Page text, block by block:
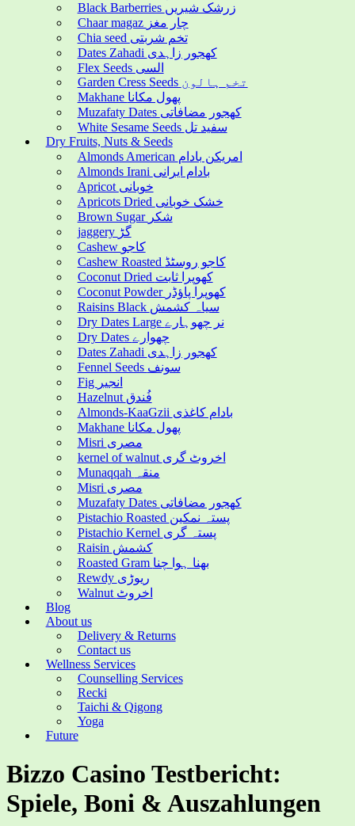
Black Barberries زرشک شیریں
Chaar magaz چار مغز
Chia seed تخم شربتی
Dates Zahadi کھجور زاہدی
Flex Seeds السی
Garden Cress Seeds تخم ہالون
Makhane پھول مکانا
Muzafaty Dates کھجور مضافاتی
White Sesame Seeds سفید تل
Dry Fruits, Nuts & Seeds
Almonds American امریکن بادام
Almonds Irani بادام ایرانی
Apricot خوبانی
Apricots Dried خشک خوبانی
Brown Sugar شکر
jaggery گڑ
Cashew کاجو
Cashew Roasted کاجو روسٹڈ
Coconut Dried کھوپرا ثابت
Coconut Powder کھوپرا پاؤڈر
Raisins Black سیاہ کشمش
Dry Dates Large نر چھوہارے
Dry Dates چھوارے
Dates Zahadi کھجور زاہدی
Fennel Seeds سونف
Fig انجیر
Hazelnut فُندق
Almonds-KaaGzii بادام کاغذی
Makhane پھول مکانا
Misri مصری
kernel of walnut اخروٹ گری
Munaqqah منقہ
Misri مصری
Muzafaty Dates کھجور مضافاتی
Pistachio Roasted پستہ نمکین
Pistachio Kernel پستہ گری
Raisin کشمش
Roasted Gram بھنا ہوا چنا
Rewdy ریوڑی
Walnut اخروٹ
Blog
About us
Delivery & Returns
Contact us
Wellness Services
Counselling Services
Recki
Taichi & Qigong
Yoga
Future
Bizzo Casino Testbericht:
Spiele, Boni & Auszahlungen